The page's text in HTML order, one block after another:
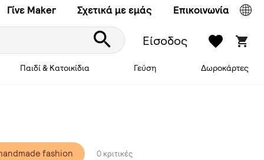
Γίνε Maker Σχετικά με εμάς Επικοινωνία
Είσοδος
Παιδί & Κατοικίδια Γεύση Δωροκάρτες
fashion 0 κριτικές